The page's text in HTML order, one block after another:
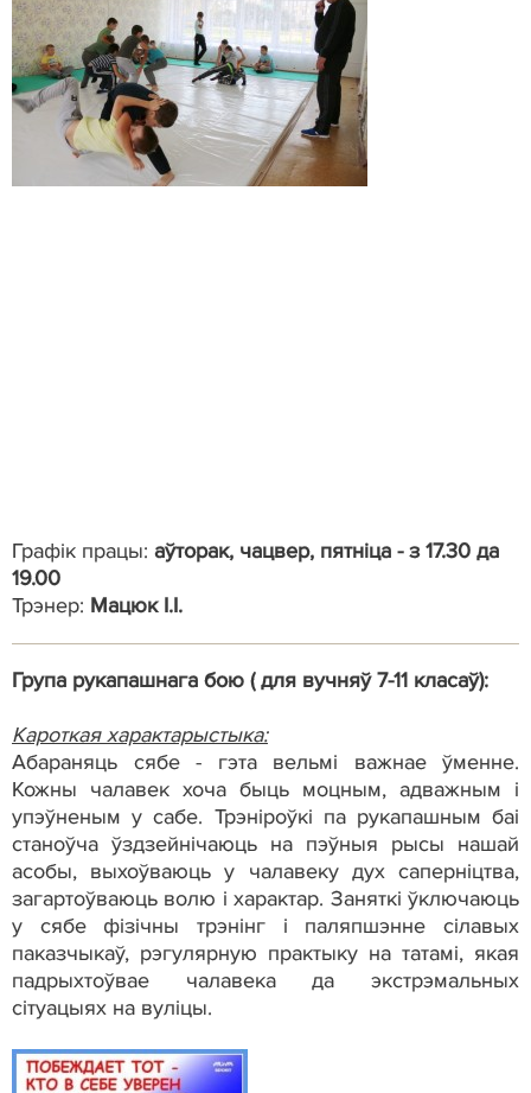
Графік працы: аўторак, чацвер, пятніца - з 17.30 да
19.00
Трэнер: Мацюк І.І.
Група рукапашнага бою ( для вучняў 7-11 класаў):
Кароткая характарыстыка:
Абараняць сябе - гэта вельмі важнае ўменне.
Кожны чалавек хоча быць моцным, адважным і
упэўненым у сабе. Трэніроўкі па рукапашным баі
станоўча ўздзейнічаюць на пэўныя рысы нашай
асобы, выхоўваюць у чалавеку дух саперніцтва,
загартоўваюць волю і характар. Заняткі ўключаюць
у сябе фізічны трэнінг і паляпшэнне сілавых
паказчыкаў, рэгулярную практыку на татамі, якая
падрыхтоўвае чалавека да экстрэмальных
сітуацыях на вуліцы.